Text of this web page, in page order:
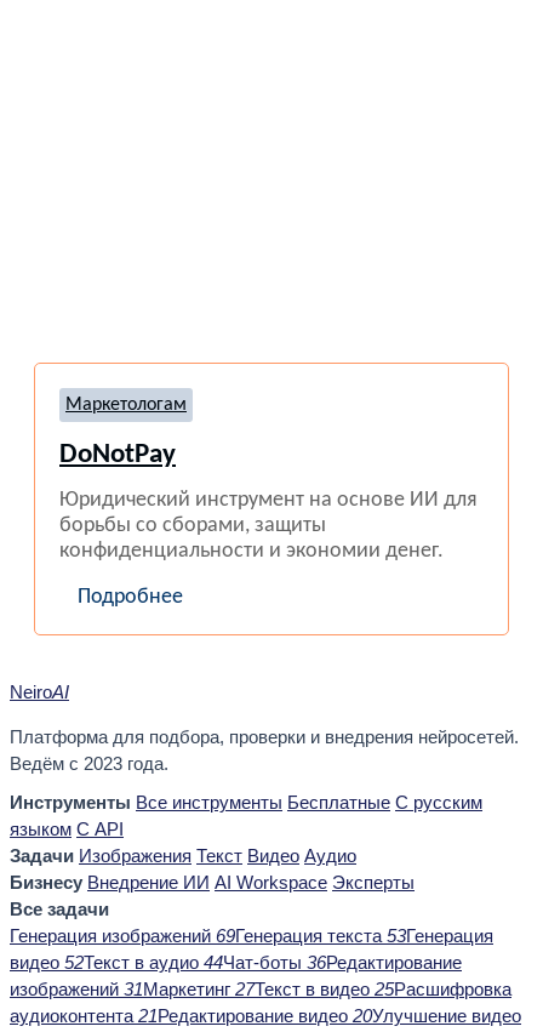
Маркетологам
DoNotPay
Юридический инструмент на основе ИИ для
борьбы со сборами, защиты
конфиденциальности и экономии денег.
Подробнее
NeiroAI
Платформа для подбора, проверки и внедрения нейросетей.
Ведём с 2023 года.
Инструменты Все инструменты Бесплатные С русским
языком С API
Задачи Изображения Текст Видео Аудио
Бизнесу Внедрение ИИ AI Workspace Эксперты
Все задачи
Генерация изображений 69Генерация текста 53Генерация
видео 52Текст в аудио 44Чат-боты 36Редактирование
изображений 31Маркетинг 27Текст в видео 25Расшифровка
аудиоконтента 21Редактирование видео 20Улучшение видео